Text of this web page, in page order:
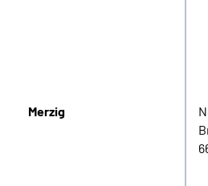
Merzig